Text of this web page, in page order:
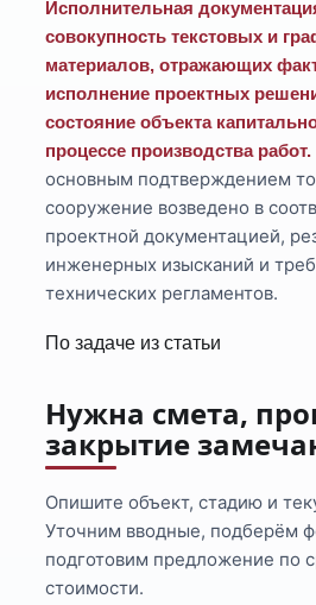
Исполнительная
совокупность текстовых и
материалов, отражающих
исполнение проектных
состояние объекта
процессе производства работ.
основным подтверждением
сооружение возведено в
проектной документацией,
инженерных изысканий и
технических регламентов.
По задаче из статьи
Нужна смета,
закрытие
Опишите объект, стадию и
Уточним вводные, подберём
подготовим предложение по
стоимости.